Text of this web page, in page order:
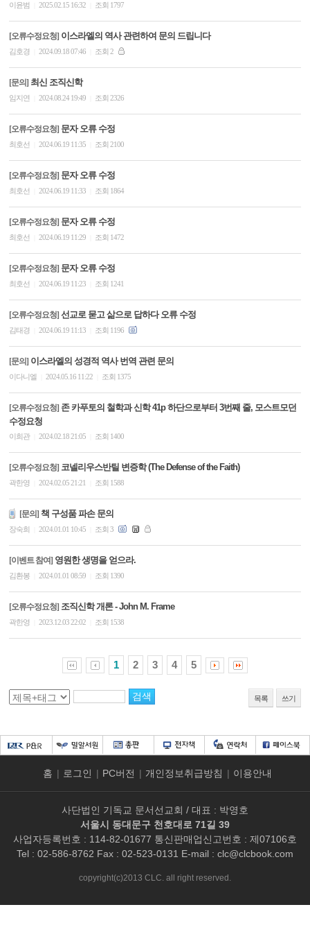
이윤범 2025.02.15 16:32 조회 1797
[오류수정요청] 이스라엘의 역사 관련하여 문의 드립니다
김호경 2024.09.18 07:46 조회 2
[문의] 최신 조직신학
임지연 2024.08.24 19:49 조회 2326
[오류수정요청] 문자 오류 수정
최호선 2024.06.19 11:35 조회 2100
[오류수정요청] 문자 오류 수정
최호선 2024.06.19 11:33 조회 1864
[오류수정요청] 문자 오류 수정
최호선 2024.06.19 11:29 조회 1472
[오류수정요청] 문자 오류 수정
최호선 2024.06.19 11:23 조회 1241
[오류수정요청] 선교로 묻고 삶으로 답하다 오류 수정
김태경 2024.06.19 11:13 조회 1196
[문의] 이스라엘의 성경적 역사 번역 관련 문의
이다니엘 2024.05.16 11:22 조회 1375
[오류수정요청] 존 카푸토의 철학과 신학 41p 하단으로부터 3번째 줄, 모스트모던
수정요청
이희관 2024.02.18 21:05 조회 1400
[오류수정요청] 코넬리우스반틸 변증학 (The Defense of the Faith)
곽한영 2024.02.05 21:21 조회 1588
[문의] 책 구성품 파손 문의
장숙희 2024.01.01 10:45 조회 3
[이벤트 참여] 영원한 생명을 얻으라.
김환봉 2024.01.01 08:59 조회 1390
[오류수정요청] 조직신학 개론 - John M. Frame
곽한영 2023.12.03 22:02 조회 1538
1 2 3 4 5
목록 쓰기
홈 | 로그인 | PC버전 | 개인정보취급방침 | 이용안내
사단법인 기독교 문서선교회 / 대표 : 박영호
서울시 동대문구 천호대로 71길 39
사업자등록번호 : 114-82-01677 통신판매업신고번호 : 제07106호
Tel : 02-586-8762 Fax : 02-523-0131 E-mail : clc@clcbook.com
copyright(c)2013 CLC. all right reserved.